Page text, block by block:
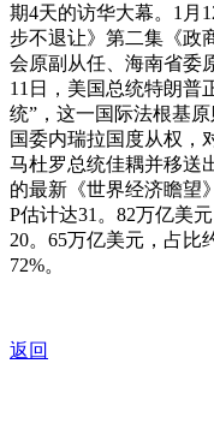
期4天的访华大幕。1月
步不退让》第二集《政
会原副从任、海南省委
11日，美国总统特朗普
统”，这一国际法根基
国委内瑞拉国度从权，
马杜罗总统佳耦并移送
的最新《世界经济瞻望
P估计达31。82万亿美
20。65万亿美元，占比
72%。
返回